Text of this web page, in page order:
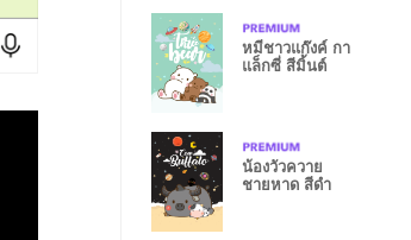
หมีชาวแก๊งค์ กา
แล็กซี่ สีมิ้นต์
น้องวัวควาย
ชายหาด สีดำ